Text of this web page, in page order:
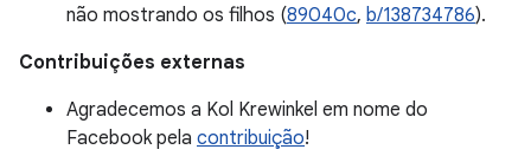
não mostrando os filhos (89040c, b/138734786).
Contribuições externas
Agradecemos a Kol Krewinkel em nome do
Facebook pela contribuição!